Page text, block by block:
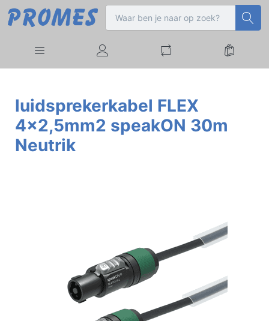
luidsprekerkabel FLEX
4x2,5mm2 speakON 30m
Neutrik